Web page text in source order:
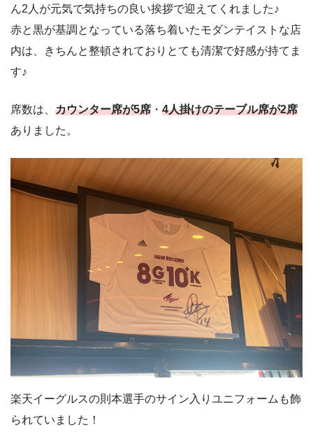
ん2人が元気で気持ちの良い挨拶で迎えてくれました♪
赤と黒が基調となっている落ち着いたモダンテイストな店
内は、きちんと整頓されておりとても清潔で好感が持てま
す♪
席数は、 カウンター席が5席 ・ 4人掛けのテーブル席が2席
ありました。
楽天イーグルスの則本選手のサイン入りユニフォームも飾
られていました！